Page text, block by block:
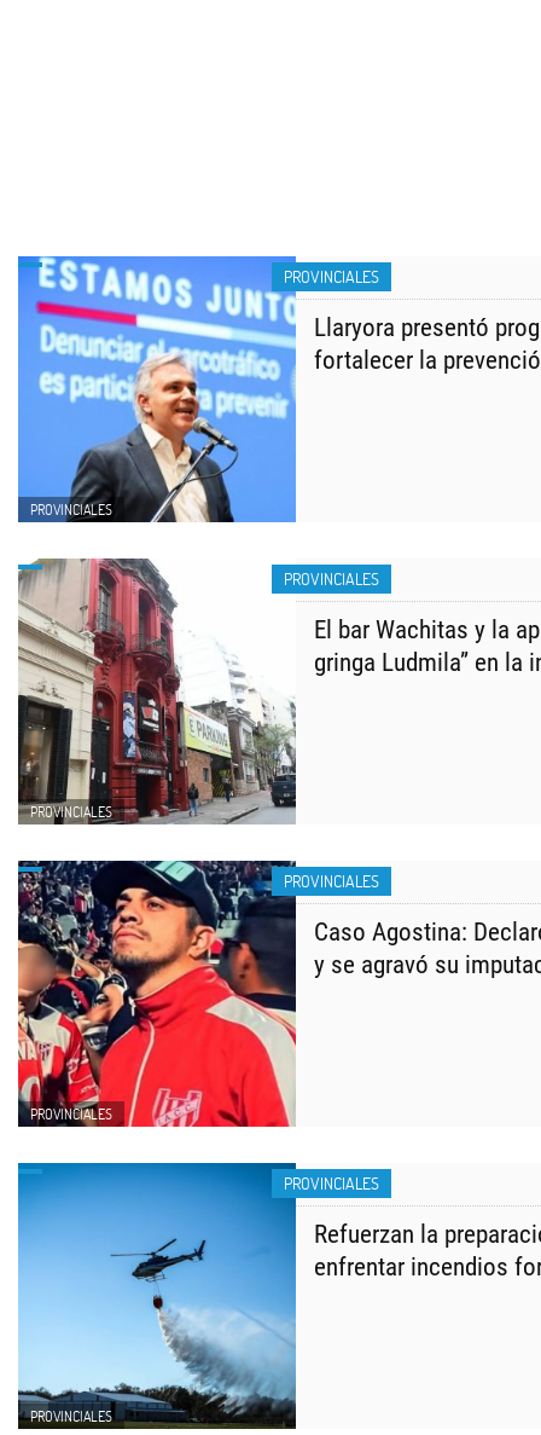
PROVINCIALES
PROVINCIALES
Llaryora presentó
fortalecer la
PROVINCIALES
PROVINCIALES
​El bar Wachitas y la
gringa Ludmila” en la
PROVINCIALES
PROVINCIALES
Caso Agostina:
y se agravó su
PROVINCIALES
PROVINCIALES
Refuerzan la
enfrentar incendios